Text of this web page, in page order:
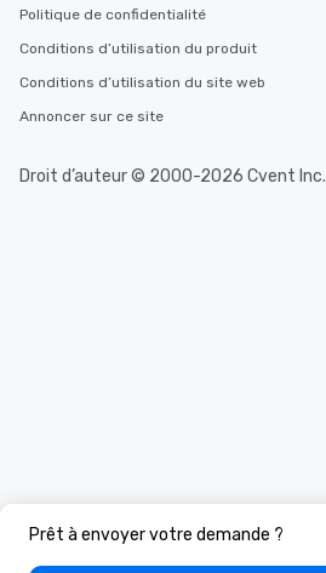
Prêt à envoyer votre demande ?
Politique de confidentialité
Conditions d’utilisation du produit
Conditions d’utilisation du site web
Annoncer sur ce site
Droit d’auteur © 2000-2026 Cvent Inc.